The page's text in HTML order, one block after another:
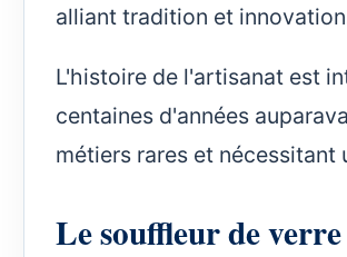
alliant tradition et
L'histoire de l'artisanat est
centaines d'années
métiers rares et
Le souffleur de verre